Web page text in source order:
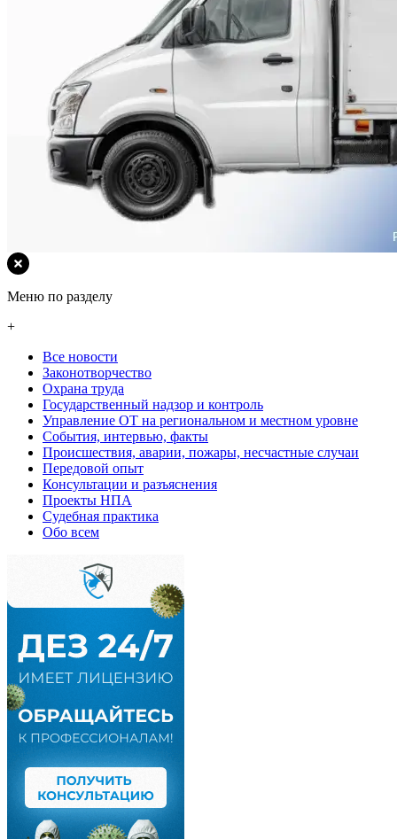
Меню по разделу
+
Все новости
Законотворчество
Охрана труда
Государственный надзор и контроль
Управление ОТ на региональном и местном уровне
События, интервью, факты
Происшествия, аварии, пожары, несчастные случаи
Передовой опыт
Консультации и разъяснения
Проекты НПА
Судебная практика
Обо всем